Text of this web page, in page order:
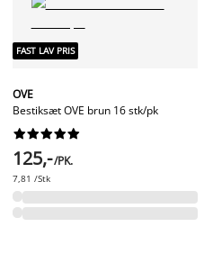
FAST LAV PRIS
OVE
Bestiksæt OVE brun 16 stk/pk






125,-/PK.
7,81 /Stk